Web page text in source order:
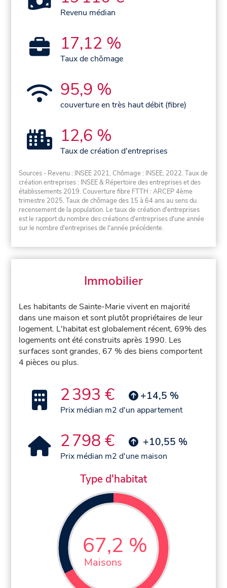
Revenu médian
17,12 %
Taux de chômage
95,9 %
couverture en très haut débit (fibre)
12,6 %
Taux de création d'entreprises
Sources - Revenu : INSEE 2021, Chômage : INSEE, 2022. Taux de
création entreprises : INSEE & Répertoire des entreprises et des
établissements 2019. Couverture fibre FTTH : ARCEP 4ème
trimestre 2025. Taux de chômage des 15 à 64 ans au sens du
recensement de la population. Le taux de création d'entreprises
est le rapport du nombre des créations d'entreprises d'une année
sur le nombre d'entreprises de l'année précédente.
Immobilier
Les habitants de Sainte-Marie vivent en majorité
dans une maison et sont plutôt propriétaires de leur
logement. L'habitat est globalement récent, 69% des
logements ont été construits après 1990. Les
surfaces sont grandes, 67 % des biens comportent
4 pièces ou plus.
2 393 € +14,5 %
Prix médian m2 d'un appartement
2 798 € +10,55 %
Prix médian m2 d'une maison
Type d'habitat
67,2 %
Maisons